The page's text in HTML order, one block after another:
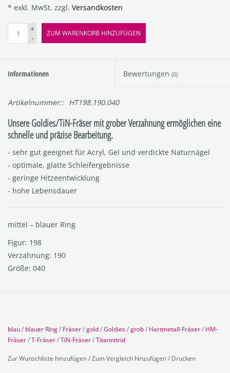
* exkl. MwSt. zzgl. Versandkosten
+
-
ZUM WARENKORB HINZUFÜGEN
Informationen Bewertungen (0)
Artikelnummer:: HT198.190.040
Unsere Goldies/TiN-Fräser mit grober Verzahnung ermöglichen eine
schnelle und präzise Bearbeitung.
- sehr gut geeignet für Acryl, Gel und verdickte Naturnägel
- optimale, glatte Schleifergebnisse
- geringe Hitzeentwicklung
- hohe Lebensdauer
mittel – blauer Ring
Figur: 198
Verzahnung: 190
Größe: 040
blau/ blauer Ring/ Fräser/gold/Goldies/grob/ Hartmetall-Fräser/ HM-
Fräser/T-Fräser/TiN-Fräser/Titannitrid
Zur Wunschliste hinzufügen/Zum Vergleich hinzufügen/ Drucken